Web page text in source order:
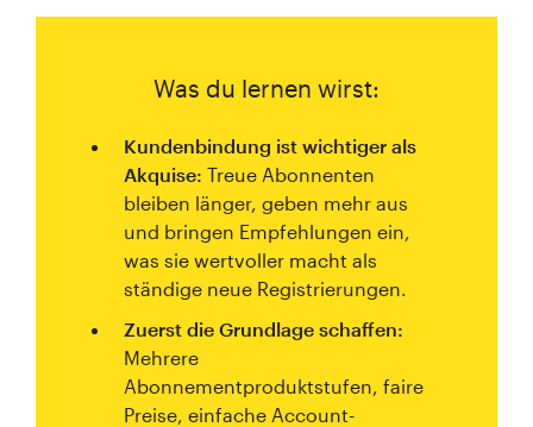
Was du lernen wirst:
Kundenbindung ist wichtiger als
Akquise: Treue Abonnenten
bleiben länger, geben mehr aus
und bringen Empfehlungen ein,
was sie wertvoller macht als
ständige neue Registrierungen.
Zuerst die Grundlage schaffen:
Mehrere
Abonnementproduktstufen, faire
Preise, einfache Account-